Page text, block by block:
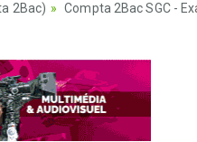
2Bac)
Compta 2Bac SGC -